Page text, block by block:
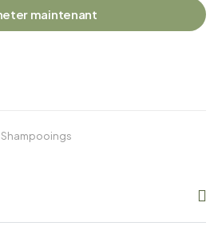
maintenant
Shampooings